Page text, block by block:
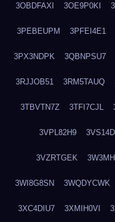
3OBDFAXI 3OE9P0KI
3PEBEUPM 3PFEI4E1
3PX3NDPK 3QBNPSU7
3RJJOB51 3RM5TAUQ
3TBVTN7Z 3TFI7CJL
3VPL82H9
3VZRTGEK
3WI8G8SN 3WQDYCWK
3XC4DIU7 3XMIH0VI